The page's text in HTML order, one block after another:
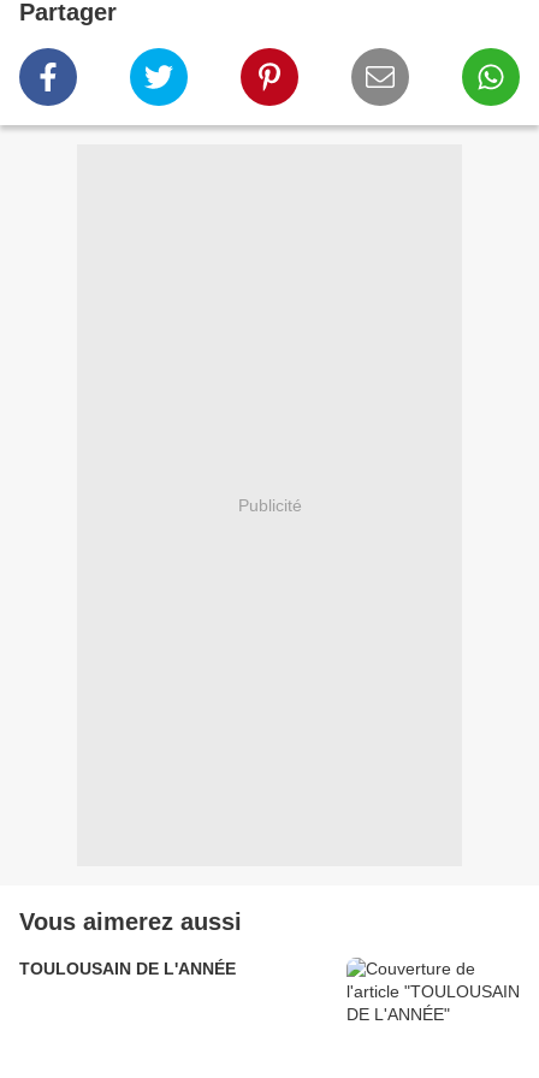
Partager
Publicité
Vous aimerez aussi
TOULOUSAIN DE L'ANNÉE